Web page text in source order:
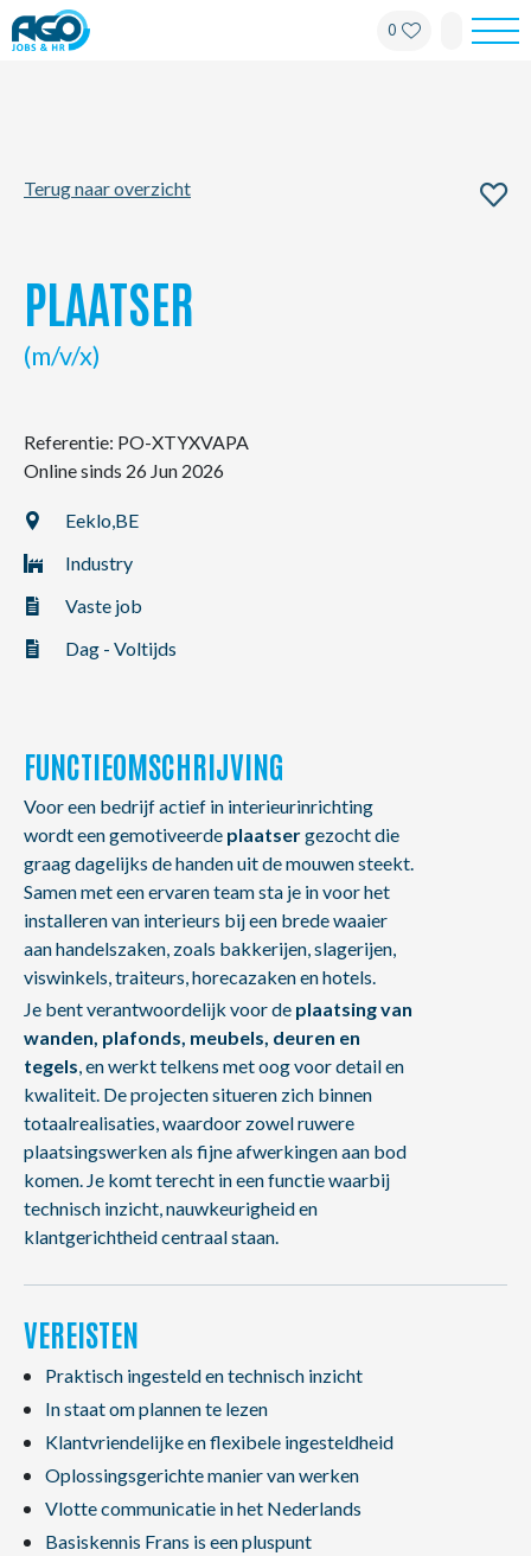
0
Contact
NL FR EN
Terug naar overzicht
PLAATSER
(m/v/x)
Referentie: PO-XTYXVAPA
Online sinds 26 Jun 2026
Eeklo,BE
Industry
Vaste job
Dag - Voltijds
FUNCTIEOMSCHRIJVING
Voor een bedrijf actief in interieurinrichting
wordt een gemotiveerde plaatsergezocht die
graag dagelijks de handen uit de mouwen steekt.
Samen met een ervaren team sta je in voor het
installeren van interieurs bij een brede waaier
aan handelszaken, zoals bakkerijen, slagerijen,
viswinkels, traiteurs, horecazaken en hotels.
Je bent verantwoordelijk voor de plaatsing van
wanden, plafonds, meubels, deuren en
tegels, en werkt telkens met oog voor detail en
kwaliteit. De projecten situeren zich binnen
totaalrealisaties, waardoor zowel ruwere
plaatsingswerken als fijne afwerkingen aan bod
komen. Je komt terecht in een functie waarbij
technisch inzicht, nauwkeurigheid en
klantgerichtheid centraal staan.
VEREISTEN
Praktisch ingesteld en technisch inzicht
In staat om plannen te lezen
Klantvriendelijke en flexibele ingesteldheid
Oplossingsgerichte manier van werken
Vlotte communicatie in het Nederlands
Basiskennis Frans is een pluspunt